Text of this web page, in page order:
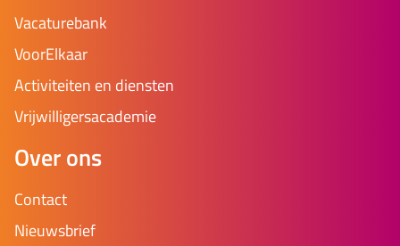
Vacaturebank
VoorElkaar
Activiteiten en diensten
Vrijwilligersacademie
Over ons
Contact
Nieuwsbrief